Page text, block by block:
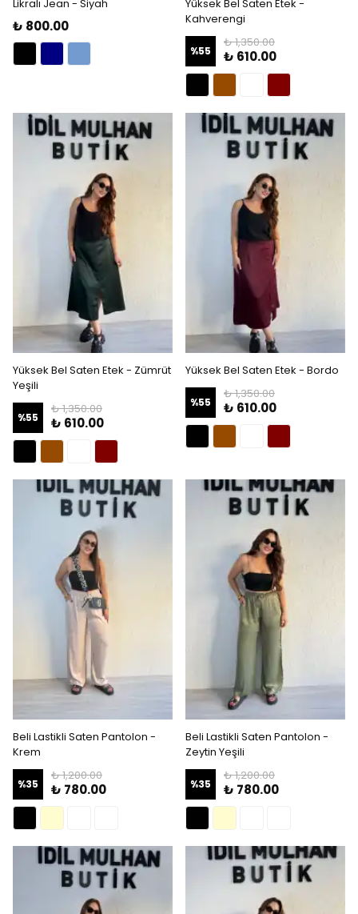
Likralı Jean - Siyah
₺ 800.00
Yüksek Bel Saten Etek -
Kahverengi
%55
₺ 1,350.00
₺ 610.00
Yüksek Bel Saten Etek - Zümrüt
Yeşili
%55
₺ 1,350.00
₺ 610.00
Yüksek Bel Saten Etek - Bordo
%55
₺ 1,350.00
₺ 610.00
Beli Lastikli Saten Pantolon -
Krem
%35
₺ 1,200.00
₺ 780.00
Beli Lastikli Saten Pantolon -
Zeytin Yeşili
%35
₺ 1,200.00
₺ 780.00